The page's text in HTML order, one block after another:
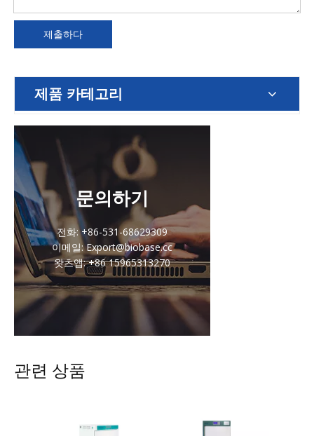
제출하다
제품 카테고리
문의하기
전화: +86-531-68629309
이메일: Export@biobase.cc
왓츠앱: +86 15965313270
관련 상품